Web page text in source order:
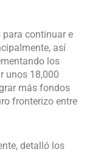
continuar e
así
los
unos 18,000
más fondos
fronterizo entre
detalló los